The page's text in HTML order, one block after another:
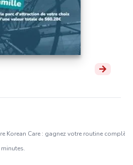
Korean Care : gagnez votre routine